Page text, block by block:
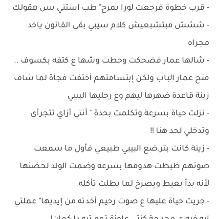
- قرب خطوة فرجعت لورا بمرح" طب استني بس هقولك
- ششش مبتشبعيش كلام سيبي بقي القانون ياخد
مجراه
- شالها عمار فضحكت وحطت وشها ع كتفه بكسوف ..
فتح عمار الباب ولكن إبتسامتهم أختفت فجأة لما شاف
زينة قاعدة ضهرها ليهم وع رجليها البيبي
- نزلت حياة بسرعة وتكلمت بحدة " أنتي أزاي تتجرأي
وتدخلي لحد هنا !!
- زينة كانت بتر.ضع البيبي طبيعي فأول ما سمعت
صوتهم ظبطت هدومها بسرعه وضمت الولد لحضنها
لأنه بدأ يعيط ويصرخ لما بطلت تأكله
- جريت حياة عليها ع صوت رحيم أخدته من إيديها" عملتي